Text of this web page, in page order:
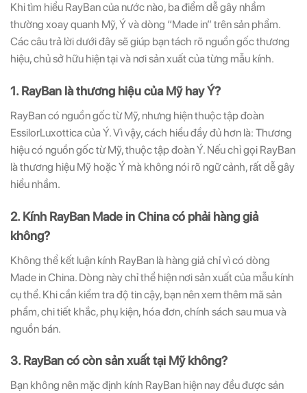
Khi tìm hiểu RayBan của nước nào, ba điểm dễ gây nhầm
thường xoay quanh Mỹ, Ý và dòng “Made in” trên sản phẩm.
Các câu trả lời dưới đây sẽ giúp bạn tách rõ nguồn gốc thương
hiệu, chủ sở hữu hiện tại và nơi sản xuất của từng mẫu kính.
1. RayBan là thương hiệu của Mỹ hay Ý?
RayBan có nguồn gốc từ Mỹ, nhưng hiện thuộc tập đoàn
EssilorLuxottica của Ý. Vì vậy, cách hiểu đầy đủ hơn là: Thương
hiệu có nguồn gốc từ Mỹ, thuộc tập đoàn Ý. Nếu chỉ gọi RayBan
là thương hiệu Mỹ hoặc Ý mà không nói rõ ngữ cảnh, rất dễ gây
hiểu nhầm.
2. Kính RayBan Made in China có phải hàng giả
không?
Không thể kết luận kính RayBan là hàng giả chỉ vì có dòng
Made in China. Dòng này chỉ thể hiện nơi sản xuất của mẫu kính
cụ thể. Khi cần kiểm tra độ tin cậy, bạn nên xem thêm mã sản
phẩm, chi tiết khắc, phụ kiện, hóa đơn, chính sách sau mua và
nguồn bán.
3. RayBan có còn sản xuất tại Mỹ không?
Bạn không nên mặc định kính RayBan hiện nay đều được sản